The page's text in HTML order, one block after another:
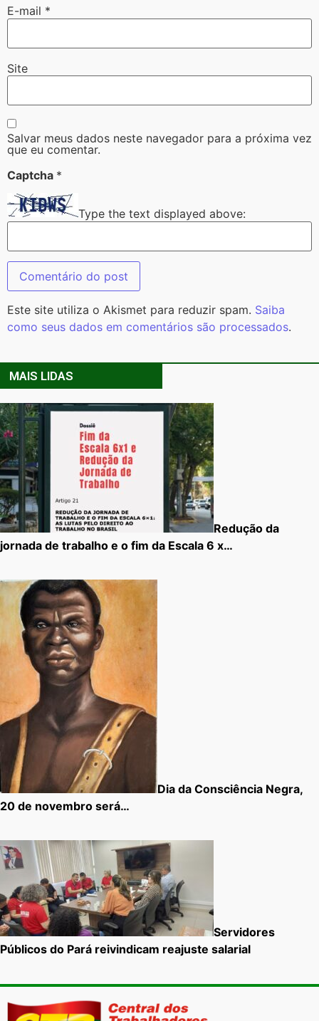
E-mail *
Site
Salvar meus dados neste navegador para a próxima vez
que eu comentar.
Captcha *
Type the text displayed above:
Este site utiliza o Akismet para reduzir spam. Saiba
como seus dados em comentários são processados.
MAIS LIDAS
Redução da
jornada de trabalho e o fim da Escala 6 x…
Dia da Consciência Negra,
20 de novembro será…
Servidores
Públicos do Pará reivindicam reajuste salarial